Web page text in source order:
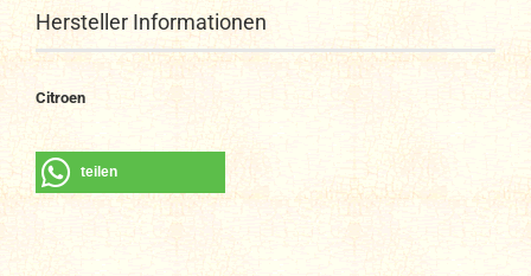
Hersteller Informationen
Citroen
teilen